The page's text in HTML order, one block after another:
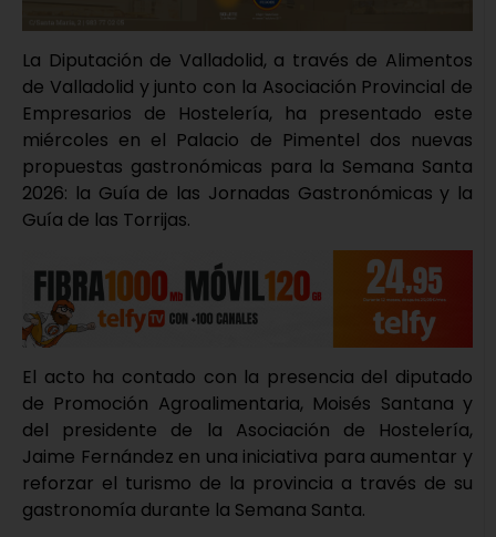
La Diputación de Valladolid, a través de Alimentos
de Valladolid y junto con la Asociación Provincial de
Empresarios de Hostelería, ha presentado este
miércoles en el Palacio de Pimentel dos nuevas
propuestas gastronómicas para la Semana Santa
2026: la Guía de las Jornadas Gastronómicas y la
Guía de las Torrijas.
El acto ha contado con la presencia del diputado
de Promoción Agroalimentaria, Moisés Santana y
del presidente de la Asociación de Hostelería,
Jaime Fernández en una iniciativa para aumentar y
reforzar el turismo de la provincia a través de su
gastronomía durante la Semana Santa.